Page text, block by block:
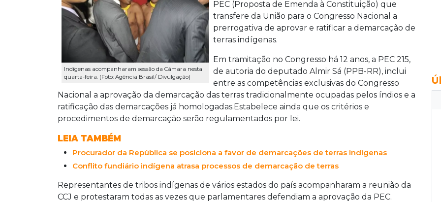
Indígenas acompanharam sessão da Câmara nesta
quarta-feira. (Foto: Agência Brasil/ Divulgação)
PEC (Proposta de Emenda à Constituição) que
transfere da União para o Congresso Nacional a
prerrogativa de aprovar e ratificar a demarcação de
terras indígenas.
Em tramitação no Congresso há 12 anos, a PEC 215,
de autoria do deputado Almir Sá (PPB-RR), inclui
entre as competências exclusivas do Congresso
Nacional a aprovação da demarcação das terras tradicionalmente ocupadas pelos índios e a
ratificação das demarcações já homologadas.Estabelece ainda que os critérios e
procedimentos de demarcação serão regulamentados por lei.
LEIA TAMBÉM
Procurador da República se posiciona a favor de demarcações de terras indígenas
Conflito fundiário indígena atrasa processos de demarcação de terras
Representantes de tribos indígenas de vários estados do país acompanharam a reunião da
CCJ e protestaram todas as vezes que parlamentares defendiam a aprovação da PEC.